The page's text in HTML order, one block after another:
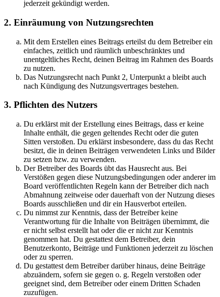
jederzeit gekündigt werden.
2. Einräumung von Nutzungsrechten
Mit dem Erstellen eines Beitrags erteilst du dem Betreiber ein
einfaches, zeitlich und räumlich unbeschränktes und
unentgeltliches Recht, deinen Beitrag im Rahmen des Boards
zu nutzen.
Das Nutzungsrecht nach Punkt 2, Unterpunkt a bleibt auch
nach Kündigung des Nutzungsvertrages bestehen.
3. Pflichten des Nutzers
Du erklärst mit der Erstellung eines Beitrags, dass er keine
Inhalte enthält, die gegen geltendes Recht oder die guten
Sitten verstoßen. Du erklärst insbesondere, dass du das Recht
besitzt, die in deinen Beiträgen verwendeten Links und Bilder
zu setzen bzw. zu verwenden.
Der Betreiber des Boards übt das Hausrecht aus. Bei
Verstößen gegen diese Nutzungsbedingungen oder anderer im
Board veröffentlichten Regeln kann der Betreiber dich nach
Abmahnung zeitweise oder dauerhaft von der Nutzung dieses
Boards ausschließen und dir ein Hausverbot erteilen.
Du nimmst zur Kenntnis, dass der Betreiber keine
Verantwortung für die Inhalte von Beiträgen übernimmt, die
er nicht selbst erstellt hat oder die er nicht zur Kenntnis
genommen hat. Du gestattest dem Betreiber, dein
Benutzerkonto, Beiträge und Funktionen jederzeit zu löschen
oder zu sperren.
Du gestattest dem Betreiber darüber hinaus, deine Beiträge
abzuändern, sofern sie gegen o. g. Regeln verstoßen oder
geeignet sind, dem Betreiber oder einem Dritten Schaden
zuzufügen.